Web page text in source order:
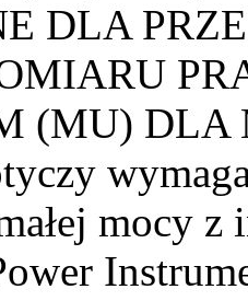
DLA
(MU) DLA
mocy